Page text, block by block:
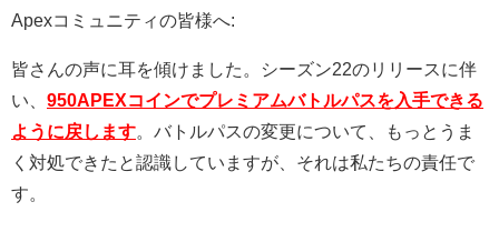
Apexコミュニティの皆様へ:
皆さんの声に耳を傾けました。シーズン22のリリースに伴
い、 950APEXコインでプレミアムバトルパスを入手できる
ように戻します。バトルパスの変更について、もっとうま
く対処できたと認識していますが、それは私たちの責任で
す。